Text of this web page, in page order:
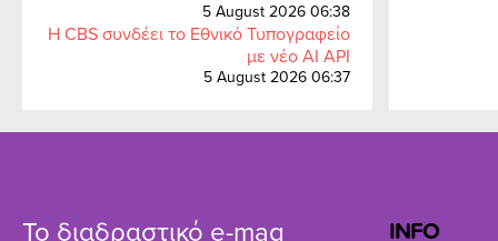
5 August 2026 06:38
Η CBS συνδέει το Εθνικό Τυπογραφείο
με νέο AI API
5 August 2026 06:37
Το διαδραστικό e-mag INFO